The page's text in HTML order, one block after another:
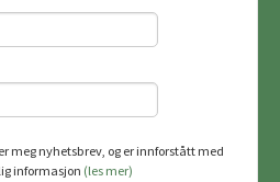
bruker cookies slik at du
til å lagre
og huske hva du
meg nyhetsbrev, og er innforstått med
informasjon (les mer)